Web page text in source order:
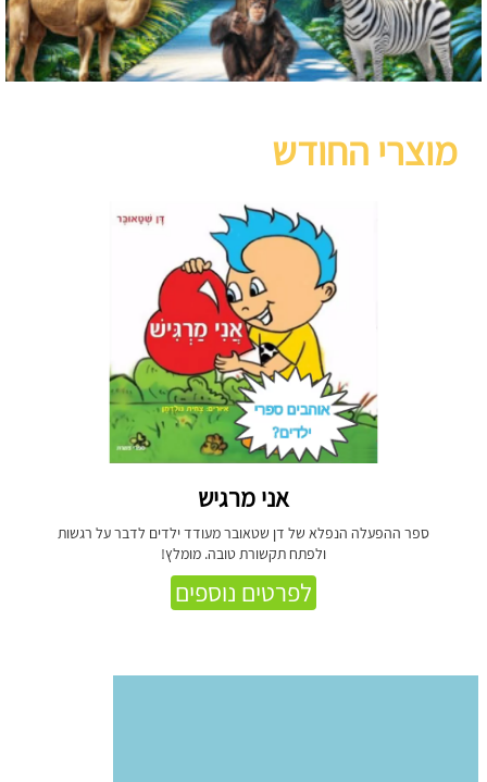
מוצרי החודש
אני מרגיש
ספר ההפעלה הנפלא של דן שטאובר מעודד ילדים לדבר על רגשות
ולפתח תקשורת טובה. מומלץ!
לפרטים נוספים